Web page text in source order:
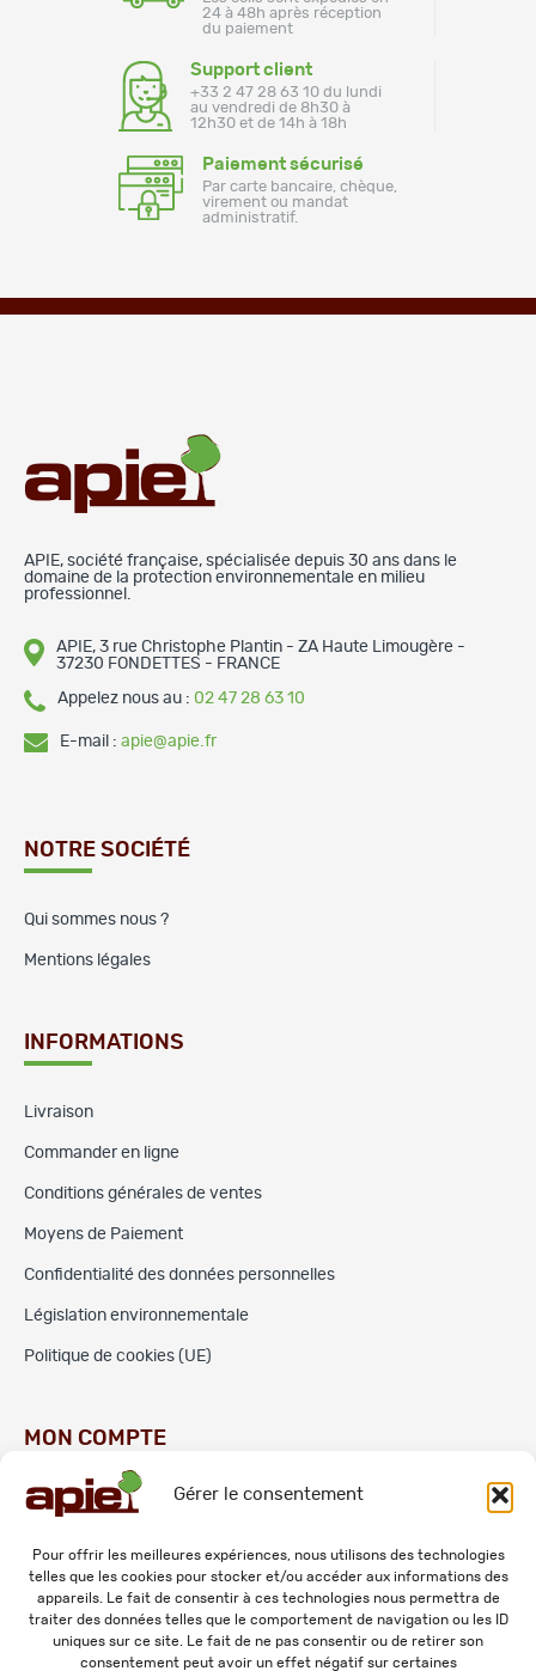
Gérer le consentement
Pour offrir les meilleures expériences, nous utilisons des technologies
telles que les cookies pour stocker et/ou accéder aux informations des
appareils. Le fait de consentir à ces technologies nous permettra de
traiter des données telles que le comportement de navigation ou les ID
uniques sur ce site. Le fait de ne pas consentir ou de retirer son
consentement peut avoir un effet négatif sur certaines
24 à 48h après réception
du paiement
Support client
+33 2 47 28 63 10 du lundi
au vendredi de 8h30 à
12h30 et de 14h à 18h
Paiement sécurisé
Par carte bancaire, chèque,
virement ou mandat
administratif.
APIE, société française, spécialisée depuis 30 ans dans le
domaine de la protection environnementale en milieu
professionnel.
APIE, 3 rue Christophe Plantin - ZA Haute Limougère -
37230 FONDETTES - FRANCE
Appelez nous au : 02 47 28 63 10
E-mail : apie@apie.fr
NOTRE SOCIÉTÉ
Qui sommes nous ?
Mentions légales
INFORMATIONS
Livraison
Commander en ligne
Conditions générales de ventes
Moyens de Paiement
Confidentialité des données personnelles
Législation environnementale
Politique de cookies (UE)
MON COMPTE
Commandes
Adresses
Mes informations personnelles